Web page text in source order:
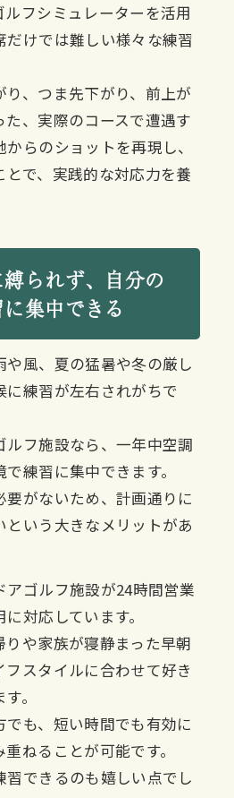
フシミュレーターを活用
だけでは難しい様々な練習
、つま先下がり、前上が
た、実際のコースで遭遇す
らのショットを再現し、
で、実践的な対応力を養
られず、自分の
集中できる
や風、夏の猛暑や冬の厳し
に練習が左右されがちで
ルフ施設なら、一年中空調
練習に集中できます。
要がないため、計画通りに
いう大きなメリットがあ
アゴルフ施設が24時間営業
対応しています。
りや家族が寝静まった早朝
スタイルに合わせて好き
。
も、短い時間でも有効に
ねることが可能です。
習できるのも嬉しい点でし